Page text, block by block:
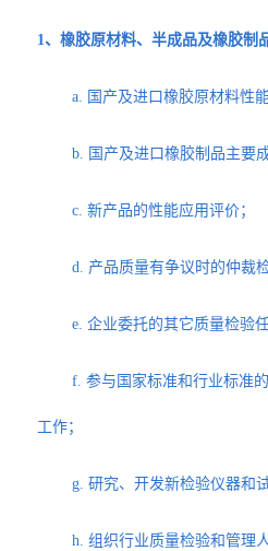
1、橡胶原材料、半成品及橡胶制
a. 国产及进口橡胶原材料性能
b. 国产及进口橡胶制品主要
c. 新产品的性能应用评价；
d. 产品质量有争议时的仲裁检
e. 企业委托的其它质量检验任
f. 参与国家标准和行业标准的
工作；
g. 研究、开发新检验仪器和试
h. 组织行业质量检验和管理人